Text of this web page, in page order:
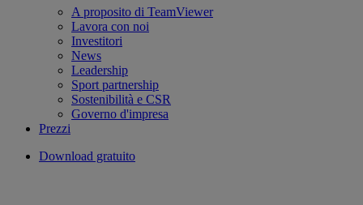
A proposito di TeamViewer
Lavora con noi
Investitori
News
Leadership
Sport partnership
Sostenibilità e CSR
Governo d'impresa
Prezzi
Download gratuito